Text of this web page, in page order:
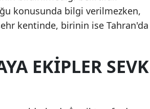
konusunda bilgi verilmezken,
kentinde, birinin ise Tahran'da
EKIPLER SEVK